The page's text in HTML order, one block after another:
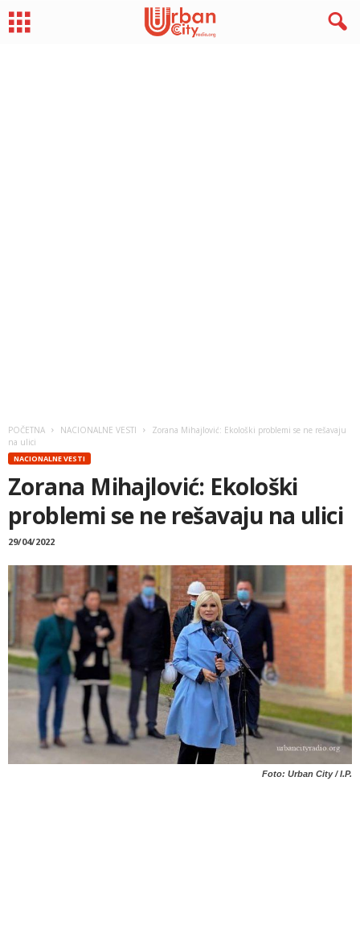
POČETNA NACIONALNE VESTI
Zorana Mihajlović: Ekološki problemi se ne rešavaju
na ulici
NACIONALNE VESTI
Zorana Mihajlović: Ekološki
problemi se ne rešavaju na ulici
29/04/2022
Foto: Urban City / I.P.